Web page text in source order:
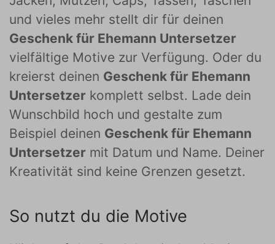
und vieles mehr stellt dir für deinen
Geschenk für Ehemann Untersetzer
vielfältige Motive zur Verfügung. Oder du
kreierst deinen Geschenk für Ehemann
Untersetzer komplett selbst. Lade dein
Wunschbild hoch und gestalte zum
Beispiel deinen Geschenk für Ehemann
Untersetzer mit Datum und Name. Deiner
Kreativität sind keine Grenzen gesetzt.
So nutzt du die Motive